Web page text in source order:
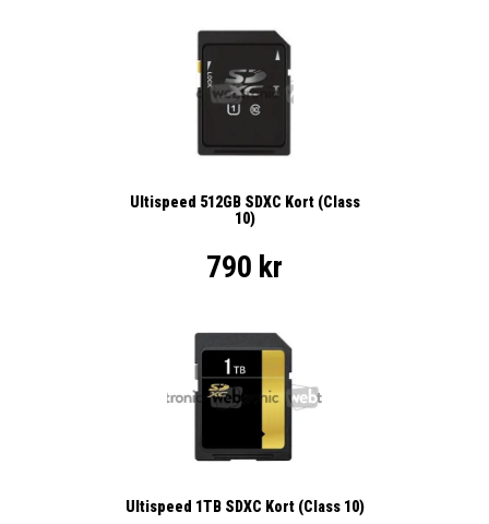
Ultispeed 512GB SDXC Kort (Class
10)
790 kr
Ultispeed 1TB SDXC Kort (Class 10)